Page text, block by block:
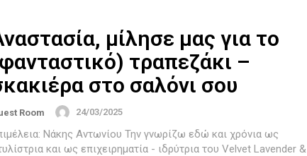
μίλησε μας για το
τραπεζάκι –
στο σαλόνι σου
Room 24/03/2025
Νάκης Αντωνίου Την γνωρίζω εδώ και χρόνια ως
και ως επιχειρηματία - ιδρύτρια του Velvet Lavender &